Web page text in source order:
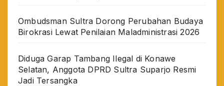
Ombudsman Sultra Dorong Perubahan Budaya
Birokrasi Lewat Penilaian Maladministrasi 2026
Diduga Garap Tambang Ilegal di Konawe
Selatan, Anggota DPRD Sultra Suparjo Resmi
Jadi Tersangka